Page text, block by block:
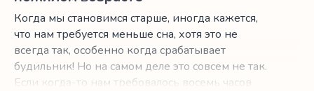
Когда мы становимся старше, иногда кажется,
что нам требуется меньше сна, хотя это не
всегда так, особенно когда срабатывает
будильник! Но на самом деле это совсем не так.
Если когда-то нам требовалось восемь часов